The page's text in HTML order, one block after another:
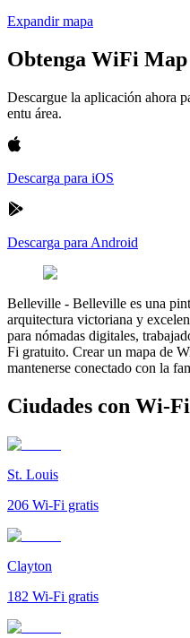
Expandir mapa
Obtenga WiFi
Descargue la aplicación ahora
entu área.
Descarga para iOS
Descarga para Android
Belleville - Belleville es una
arquitectura victoriana y
para nómadas digitales,
Fi gratuito. Crear un mapa de
mantenerse conectado con la
Ciudades con Wi-
St. Louis
206 Wi-Fi gratis
Clayton
182 Wi-Fi gratis